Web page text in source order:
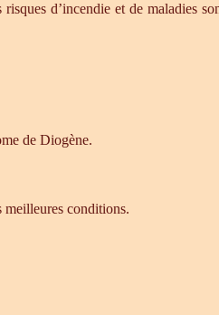
d’incendie et de maladies
de Diogène.
meilleures conditions.